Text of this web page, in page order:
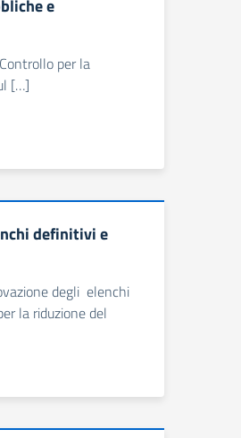
e
per la
[…]
definitivi e
degli elenchi
la riduzione del